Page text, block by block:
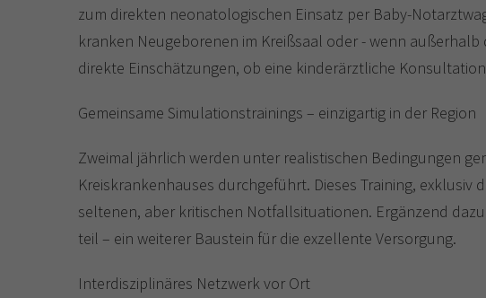
zum direkten neonatologischen Einsatz per Baby-
kranken Neugeborenen im Kreißsaal oder - wenn
direkte Einschätzungen, ob eine kinderärztliche
Gemeinsame Simulationstrainings – einzigartig in der Region
Zweimal jährlich werden unter realistischen Bedingungen
Kreiskrankenhauses durchgeführt. Dieses Training,
seltenen, aber kritischen Notfallsituationen. Ergänzend
teil – ein weiterer Baustein für die exzellente Versorgung.
Interdisziplinäres Netzwerk vor Ort